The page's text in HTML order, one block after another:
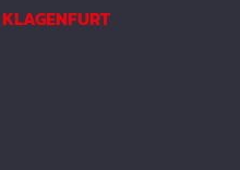
KLAGENFURT